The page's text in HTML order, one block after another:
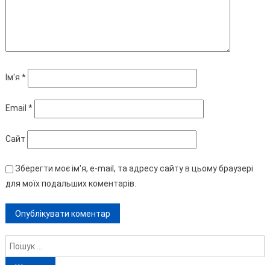
Ім'я *
Email *
Сайт
Зберегти моє ім'я, e-mail, та адресу сайту в цьому браузері
для моїх подальших коментарів.
Пошук: